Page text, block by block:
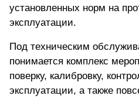
установленных норм на
эксплуатации.
Под техническим
понимается комплекс
поверку, калибровку,
эксплуатации, а также